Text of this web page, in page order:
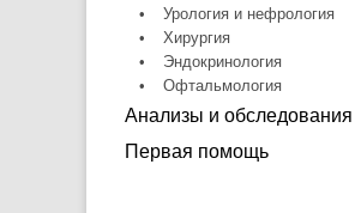
•
Урология и нефрология
•
Хирургия
•
Эндокринология
•
Офтальмология
Анализы и обследования
Первая помощь